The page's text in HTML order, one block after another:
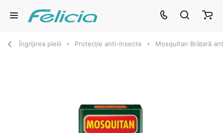
Îngrijirea pielii Protecție anti-insecte Mosquitan Brățară